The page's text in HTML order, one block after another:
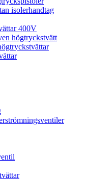
isolerhandtag
400V
högtryckstvätt